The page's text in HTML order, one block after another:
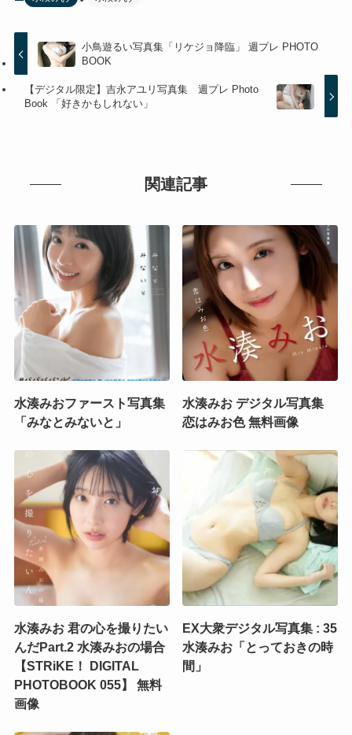
小鳥遊るい写真集「リケジョ降臨」 週プレ PHOTO
BOOK
【デジタル限定】吉永アユリ写真集 週プレ Photo
Book 「好きかもしれない」
関連記事
水湊みおファースト写真集
「みなとみないと」
水湊みお デジタル写真集
恋はみお色 無料画像
水湊みお 君の心を撮りたい
んだPart.2 水湊みおの場合
【STRiKE！ DIGITAL
PHOTOBOOK 055】 無料
画像
EX大衆デジタル写真集 : 35
水湊みお「とっておきの時
間」